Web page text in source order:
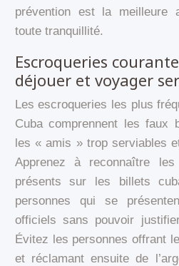
prévention est la meilleure
toute tranquillité.
Escroqueries
déjouer et voyager
Les escroqueries les plus
Cuba comprennent les faux
les « amis » trop serviables
Apprenez à reconnaître
présents sur les billets
personnes qui se
officiels sans pouvoir
Évitez les personnes offrant
et réclamant ensuite de